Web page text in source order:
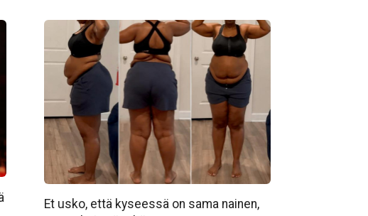
Et usko, että kyseessä on sama nainen,